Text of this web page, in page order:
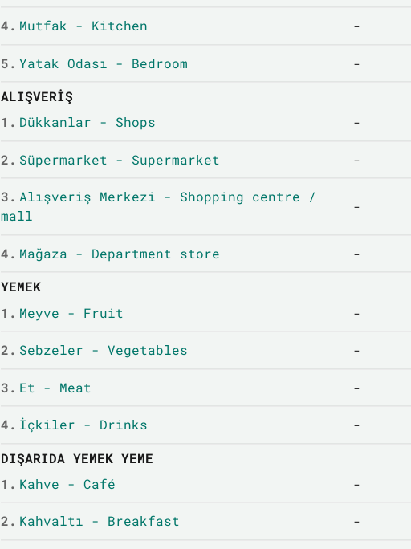
4. Mutfak - Kitchen -
5. Yatak Odası - Bedroom -
ALIŞVERIŞ
1. Dükkanlar - Shops -
2. Süpermarket - Supermarket -
3. Alışveriş Merkezi - Shopping centre /
mall
-
4. Mağaza - Department store -
YEMEK
1. Meyve - Fruit -
2. Sebzeler - Vegetables -
3. Et - Meat -
4. İçkiler - Drinks -
DIŞARIDA YEMEK YEME
1. Kahve - Café -
2. Kahvaltı - Breakfast -